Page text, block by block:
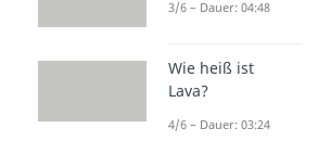
Dauer: 06:13
Mittelamerika
Südamerika
Dauer: 05:24
Lateinamerika Länder
3/6 – Dauer: 04:48
Wie heiß ist
Lava?
4/6 – Dauer: 03:24